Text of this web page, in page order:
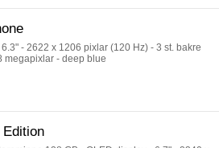
- 2622 x 1206 pixlar (120 Hz) - 3 st. bakre
megapixlar - deep blue